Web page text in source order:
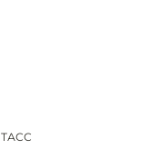
ТАСС